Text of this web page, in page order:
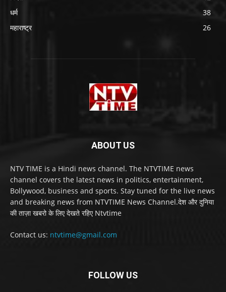
धर्म
38
महाराष्ट्र
26
ABOUT US
NTV TIME is a Hindi news channel. The NTVTIME news
channel covers the latest news in politics, entertainment,
Bollywood, business and sports. Stay tuned for the live news
and breaking news from NTVTIME News Channel.देश और दुनिया
की ताज़ा खबरो के लिए देखते रहिए Ntvtime
Contact us: ntvtime@gmail.com
FOLLOW US